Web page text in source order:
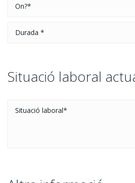
Situació laboral